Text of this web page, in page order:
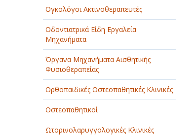
Ογκολόγοι Ακτινοθεραπευτές
Οδοντιατρικά Είδη Εργαλεία
Μηχανήματα
Όργανα Μηχανήματα Αισθητικής
Φυσιοθεραπείας
Ορθοπαιδικές Οστεοπαθητικές Κλινικές
Οστεοπαθητικοί
Ωτορινολαρυγγολογικές Κλινικές